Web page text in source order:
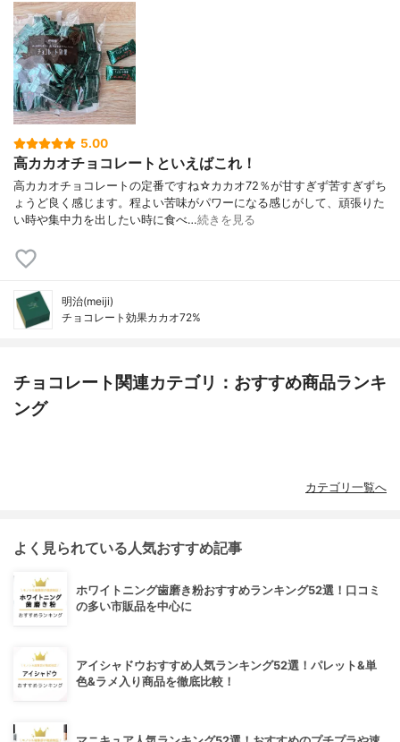
5.00
高カカオチョコレートといえばこれ！
高カカオチョコレートの定番ですね☆カカオ72％が甘すぎず苦すぎずち
ょうど良く感じます。程よい苦味がパワーになる感じがして、頑張りた
い時や集中力を出したい時に食べ…続きを見る
明治(meiji)
チョコレート効果カカオ72%
チョコレート関連カテゴリ：おすすめ商品ランキ
ング
カテゴリ一覧へ
よく見られている人気おすすめ記事
ホワイトニング歯磨き粉おすすめランキング52選！口コミ
の多い市販品を中心に
アイシャドウおすすめ人気ランキング52選！パレット&単
色&ラメ入り商品を徹底比較！